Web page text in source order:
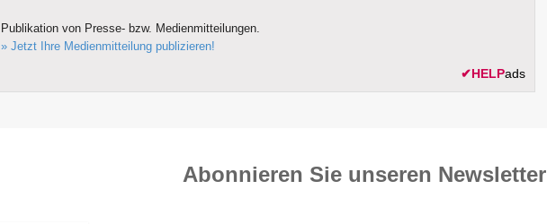
Publikation von Presse- bzw. Medienmitteilungen.
» Jetzt Ihre Medienmitteilung publizieren!
✔HELPads
Abonnieren Sie unseren News­letter